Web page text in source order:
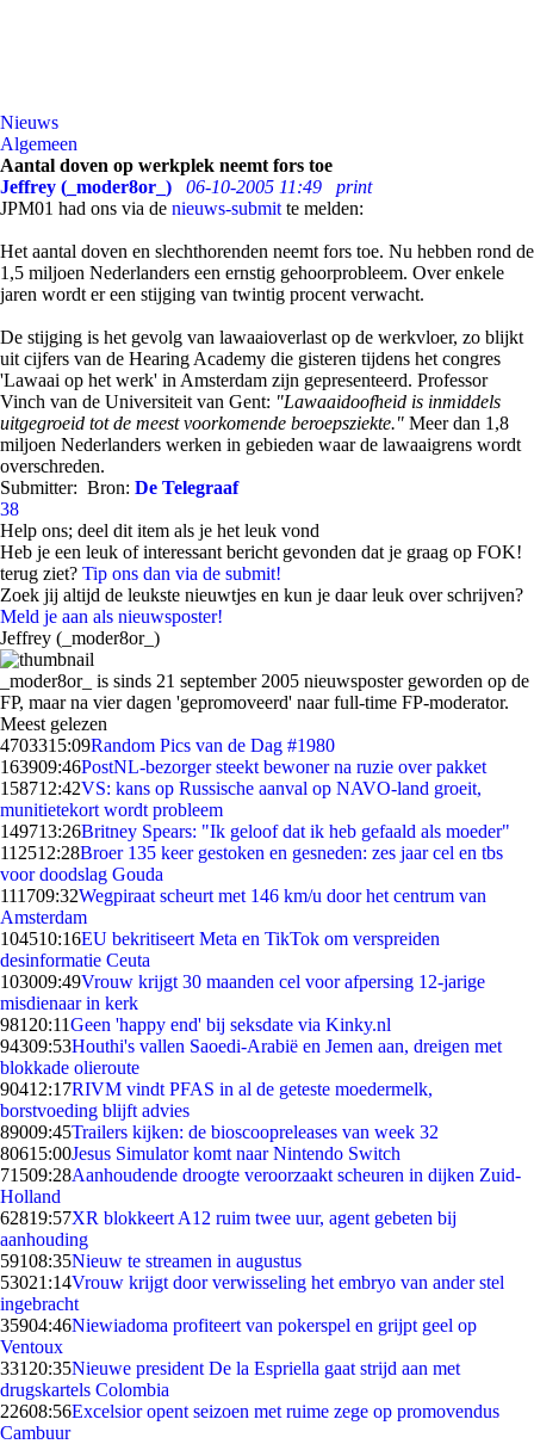
Nieuws
Algemeen
Aantal doven op werkplek neemt fors toe
Jeffrey (_moder8or_)
06-10-2005 11:49
print
JPM01 had ons via de nieuws-submit te melden:
Het aantal doven en slechthorenden neemt fors toe. Nu hebben rond de
1,5 miljoen Nederlanders een ernstig gehoorprobleem. Over enkele
jaren wordt er een stijging van twintig procent verwacht.
De stijging is het gevolg van lawaaioverlast op de werkvloer, zo blijkt
uit cijfers van de Hearing Academy die gisteren tijdens het congres
'Lawaai op het werk' in Amsterdam zijn gepresenteerd. Professor
Vinch van de Universiteit van Gent: "Lawaaidoofheid is inmiddels
uitgegroeid tot de meest voorkomende beroepsziekte." Meer dan 1,8
miljoen Nederlanders werken in gebieden waar de lawaaigrens wordt
overschreden.
Submitter: Bron: De Telegraaf
38
Help ons; deel dit item als je het leuk vond
Heb je een leuk of interessant bericht gevonden dat je graag op FOK!
terug ziet? Tip ons dan via de submit!
Zoek jij altijd de leukste nieuwtjes en kun je daar leuk over schrijven?
Meld je aan als nieuwsposter!
Jeffrey (_moder8or_)
_moder8or_ is sinds 21 september 2005 nieuwsposter geworden op de
FP, maar na vier dagen 'gepromoveerd' naar full-time FP-moderator.
Meest gelezen
4703315:09Random Pics van de Dag #1980
163909:46PostNL-bezorger steekt bewoner na ruzie over pakket
158712:42VS: kans op Russische aanval op NAVO-land groeit,
munitietekort wordt probleem
149713:26Britney Spears: "Ik geloof dat ik heb gefaald als moeder"
112512:28Broer 135 keer gestoken en gesneden: zes jaar cel en tbs
voor doodslag Gouda
111709:32Wegpiraat scheurt met 146 km/u door het centrum van
Amsterdam
104510:16EU bekritiseert Meta en TikTok om verspreiden
desinformatie Ceuta
103009:49Vrouw krijgt 30 maanden cel voor afpersing 12-jarige
misdienaar in kerk
981 20:11Geen 'happy end' bij seksdate via Kinky.nl
94309:53Houthi's vallen Saoedi-Arabië en Jemen aan, dreigen met
blokkade olieroute
90412:17RIVM vindt PFAS in al de geteste moedermelk,
borstvoeding blijft advies
89009:45Trailers kijken: de bioscoopreleases van week 32
80615:00Jesus Simulator komt naar Nintendo Switch
71509:28Aanhoudende droogte veroorzaakt scheuren in dijken Zuid-
Holland
62819:57XR blokkeert A12 ruim twee uur, agent gebeten bij
aanhouding
59108:35Nieuw te streamen in augustus
53021:14Vrouw krijgt door verwisseling het embryo van ander stel
ingebracht
35904:46Niewiadoma profiteert van pokerspel en grijpt geel op
Ventoux
331 20:35Nieuwe president De la Espriella gaat strijd aan met
drugskartels Colombia
22608:56Excelsior opent seizoen met ruime zege op promovendus
Cambuur